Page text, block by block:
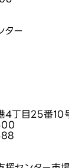
ター
4丁目25番10